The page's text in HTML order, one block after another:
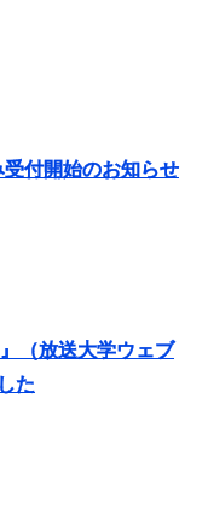
付開始のお知らせ
（放送大学ウェブ
た